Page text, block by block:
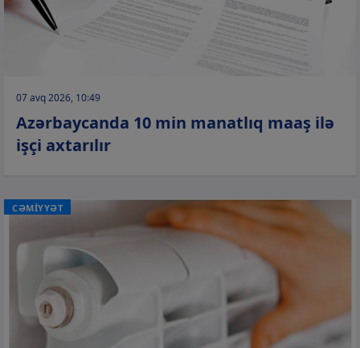
07 avq 2026, 10:49
Azərbaycanda 10 min manatlıq maaş ilə
işçi axtarılır
CƏMİYYƏT